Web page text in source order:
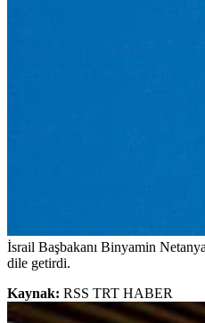
İsrail Başbakanı Binyamin
dile getirdi.
Kaynak: RSS TRT HABER